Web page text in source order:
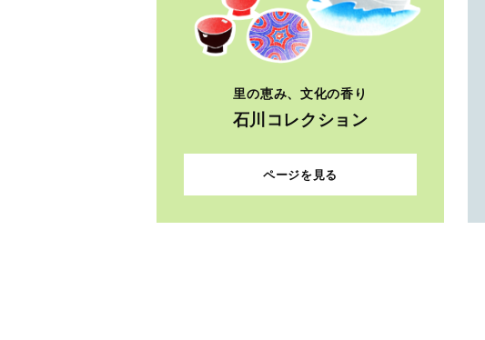
里の恵み、文化の香り
石川コレクション
ページを見る